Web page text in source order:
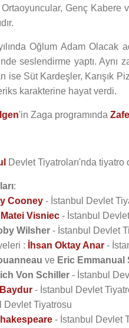
Genç Kabere
Oğlum Adam Olacak
seslendirme yaptı. Aynı
ise Süt Kardeşler, Karışık
karakterine hayat verdi.
'in Zaga programında
Devlet Tiyatroları'nda tiyatro
:
Cooney - İstanbul Devlet
Matei Visniec - İstanbul
Wilsher - İstanbul Devlet
:
İhsan Oktay Anar -
ve Eric Emmanual
Von Schiller - İstanbul
- İstanbul Devlet
Devlet Tiyatrosu
- İstanbul Devlet